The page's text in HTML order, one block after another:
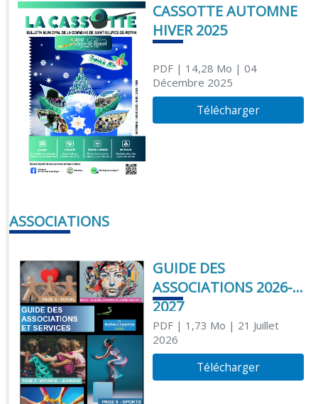
CASSOTTE AUTOMNE
HIVER 2025
PDF| 14,28 Mo | 04
Décembre 2025
Télécharger
ASSOCIATIONS
GUIDE DES
ASSOCIATIONS 2026-
2027
PDF| 1,73 Mo | 21 Juillet
2026
Télécharger